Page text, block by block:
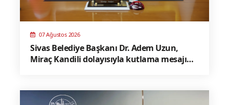
07 Ağustos 2026
Sivas Belediye Başkanı Dr. Adem Uzun,
Miraç Kandili dolayısıyla kutlama mesajı